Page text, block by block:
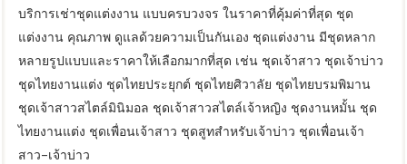
บริการเช่าชุดแต่งงาน แบบครบวงจร ในราคาที่คุ้มค่าที่สุด ชุด
แต่งงาน คุณภาพ ดูแลด้วยความเป็นกันเอง ชุดแต่งงาน มีชุดหลาก
หลายรูปแบบและราคาให้เลือกมากที่สุด เช่น ชุดเจ้าสาว ชุดเจ้าบ่าว
ชุดไทยงานแต่ง ชุดไทยประยุกต์ ชุดไทยศิวาลัย ชุดไทยบรมพิมาน
ชุดเจ้าสาวสไตล์มินิมอล ชุดเจ้าสาวสไตล์เจ้าหญิง ชุดงานหมั้น ชุด
ไทยงานแต่ง ชุดเพื่อนเจ้าสาว ชุดสูทสำหรับเจ้าบ่าว ชุดเพื่อนเจ้า
สาว–เจ้าบ่าว